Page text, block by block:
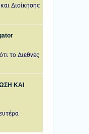
Διοίκησης
το Διεθνές
ΚΑΙ